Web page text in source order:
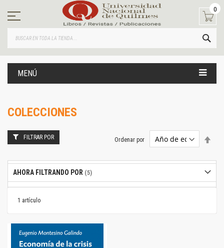
contenido
0
MENÚ
COLECCIONES
1 artículo
Ordenar por
FILTRAR POR
AHORA FILTRANDO POR